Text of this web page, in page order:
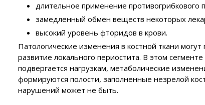
длительное применение противогрибкового
замедленный обмен веществ некоторых
высокий уровень фторидов в крови.
Патологические изменения в костной ткани
развитие локального периостита. В этом
подвергается нагрузкам, метаболические
формируются полости, заполненные незрелой
нарушений может не быть.